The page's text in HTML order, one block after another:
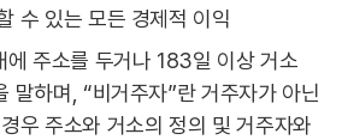
수 있는 모든 경제적 이익
에 주소를 두거나 183일 이상 거소
말하며, “비거주자”란 거주자가 아닌
우 주소와 거소의 정의 및 거주자와